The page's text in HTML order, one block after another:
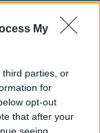
My
third parties, or
for
opt-out
that after your
seeing
από άλλες
παρακάτω